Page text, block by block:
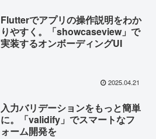
Flutterでアプリの操作説明をわか
りやすく。「showcaseview」で
実装するオンボーディングUI
2025.04.21
入力バリデーションをもっと簡単
に。「validify」でスマートなフ
ォーム開発を